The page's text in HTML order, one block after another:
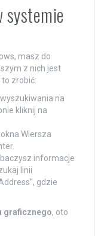
systemie
masz do
z nich jest
to zrobić:
wyszukiwania na
kliknij na
Wiersza
informacje
linii
gdzie
graficznego, oto